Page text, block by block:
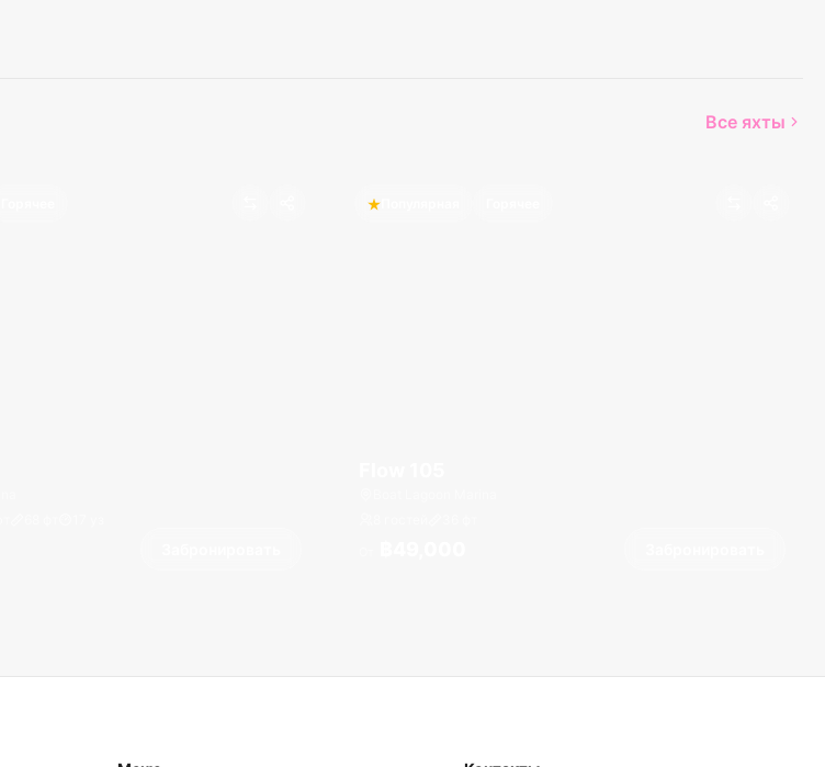
Все яхты
Популярная